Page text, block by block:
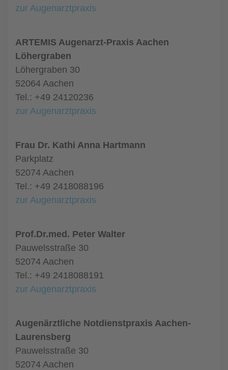
zur Augenarztpraxis
ARTEMIS Augenarzt-Praxis Aachen
Löhergraben
Löhergraben 30
52064 Aachen
Tel.: +49 24120236
zur Augenarztpraxis
Frau Dr. Kathi Anna Hartmann
Parkplatz
52074 Aachen
Tel.: +49 2418088196
zur Augenarztpraxis
Prof.Dr.med. Peter Walter
Pauwelsstraße 30
52074 Aachen
Tel.: +49 2418088191
zur Augenarztpraxis
Augenärztliche Notdienstpraxis Aachen-
Laurensberg
Pauwelsstraße 30
52074 Aachen